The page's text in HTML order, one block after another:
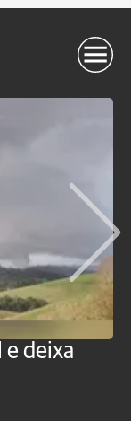
e deixa